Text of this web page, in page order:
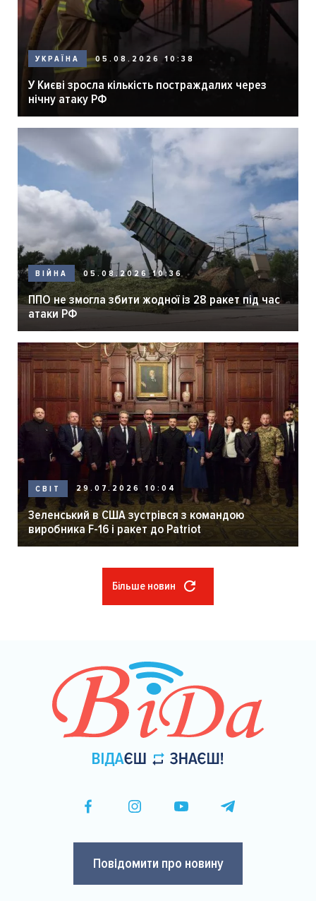
УКРАЇНА 05.08.2026 10:38
У Києві зросла кількість постраждалих через
нічну атаку РФ
ВІЙНА 05.08.2026 10:36
ППО не змогла збити жодної із 28 ракет під час
атаки РФ
СВІТ 29.07.2026 10:04
Зеленський в США зустрівся з командою
виробника F-16 і ракет до Patriot
Більше новин
Повідомити про новину